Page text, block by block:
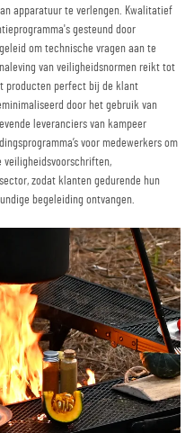
apparatuur te verlengen. Kwalitatief
gesteund door
om technische vragen aan te
van veiligheidsnormen reikt tot
producten perfect bij de klant
door het gebruik van
leveranciers van kampeer
voor medewerkers om
veiligheidsvoorschriften,
zodat klanten gedurende hun
begeleiding ontvangen.